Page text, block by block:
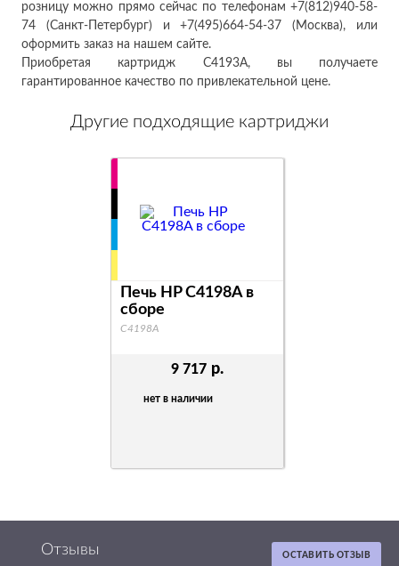
розницу можно прямо сейчас по телефонам +7(812)940-58-
74 (Санкт-Петербург) и +7(495)664-54-37 (Москва), или
оформить заказ на нашем сайте.
Приобретая картридж C4193A, вы получаете
гарантированное качество по привлекательной цене.
Другие подходящие картриджи
9 717 р.
нет в наличии
Печь HP C4198A в
сборе
C4198A
ОСТАВИТЬ ОТЗЫВ
Отзывы